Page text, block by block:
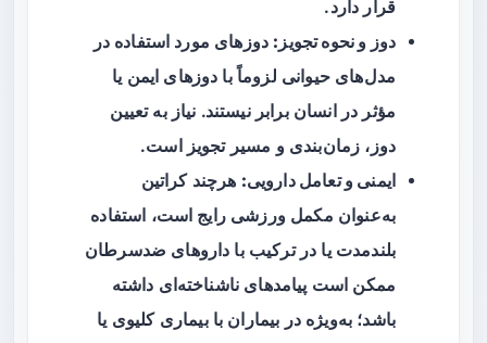
قرار دارد.
دوز و نحوه‌ تجویز: دوزهای مورد استفاده در
مدل‌های حیوانی لزوماً با دوزهای ایمن یا
مؤثر در انسان برابر نیستند. نیاز به تعیین
دوز، زمان‌بندی و مسیر تجویز است.
ایمنی و تعامل دارویی: هرچند کراتین
به‌عنوان مکمل ورزشی رایج است، استفاده
بلندمدت یا در ترکیب با داروهای ضدسرطان
ممکن است پیامدهای ناشناخته‌ای داشته
باشد؛ به‌ویژه در بیماران با بیماری کلیوی یا